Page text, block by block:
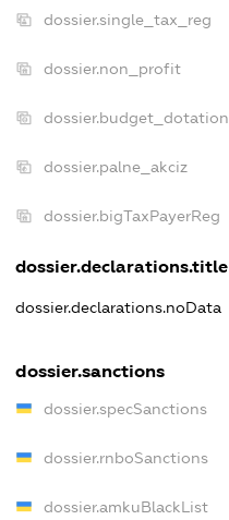
dossier.single_tax_reg
dossier.non_profit
dossier.budget_dotation
dossier.palne_akciz
dossier.bigTaxPayerReg
dossier.declarations.title
dossier.declarations.noData
dossier.sanctions
dossier.specSanctions
dossier.rnboSanctions
dossier.amkuBlackList